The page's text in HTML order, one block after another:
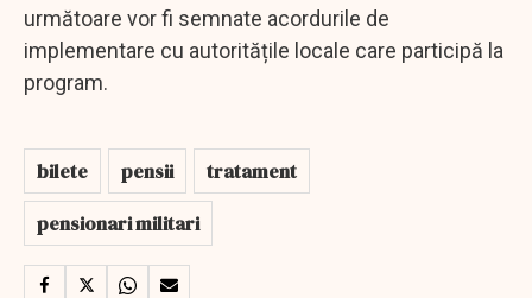
următoare vor fi semnate acordurile de
implementare cu autoritățile locale care participă la
program.
bilete pensii
tratament
pensionari militari